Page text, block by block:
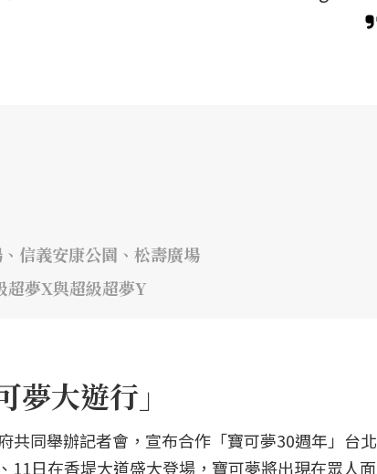
信義安康公園、松壽廣場
夢X與超級超夢Y
大遊行」
同舉辦記者會，宣布合作「寶可夢30週年」台北
日在香堤大道盛大登場，寶可夢將出現在眾人面